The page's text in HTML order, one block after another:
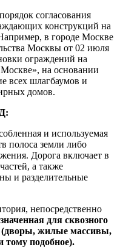
согласования
конструкций на
в городе Москве
Москвы от 02 июля
ограждений на
на основании
всех шлагбаумов и
домов.
и используемая
полоса земли либо
Дорога включает в
а также
и разделительные
непосредственно
для сквозного
(дворы, жилые массивы,
тому подобное).